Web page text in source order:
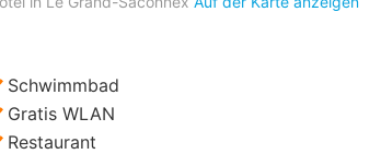
Bild
€
Schwimmbad
Gratis WLAN
Restaurant